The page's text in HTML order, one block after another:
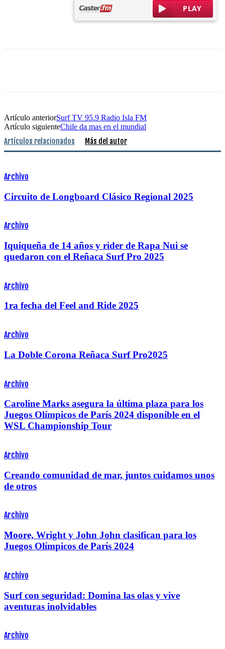
Artículo anteriorSurf TV 95.9 Radio Isla FM
Artículo siguienteChile da mas en el mundial
Artículos relacionados Más del autor
Archivo
Circuito de Longboard Clásico Regional 2025
Archivo
Iquiqueña de 14 años y rider de Rapa Nui se
quedaron con el Reñaca Surf Pro 2025
Archivo
1ra fecha del Feel and Ride 2025
Archivo
La Doble Corona Reñaca Surf Pro2025
Archivo
Caroline Marks asegura la última plaza para los
Juegos Olímpicos de París 2024 disponible en el
WSL Championship Tour
Archivo
Creando comunidad de mar, juntos cuidamos unos
de otros
Archivo
Moore, Wright y John John clasifican para los
Juegos Olímpicos de París 2024
Archivo
Surf con seguridad: Domina las olas y vive
aventuras inolvidables
Archivo